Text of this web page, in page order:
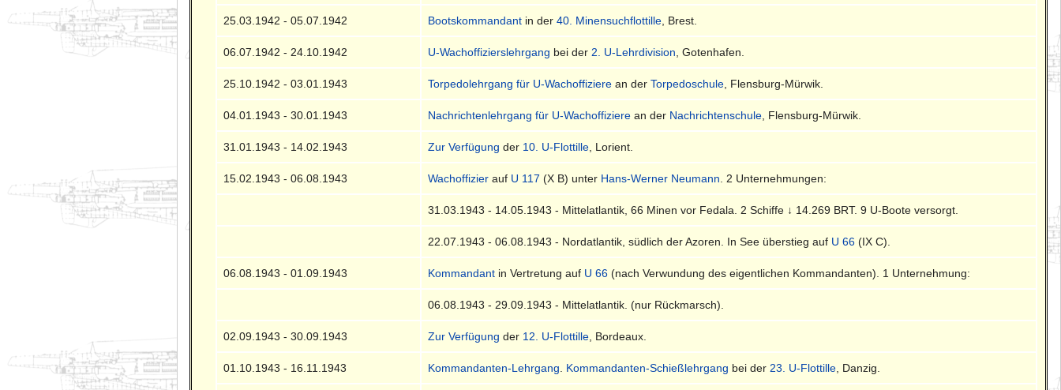
25.03.1942 - 05.07.1942 Bootskommandant in der40. Minensuchflottille , Brest.
06.07.1942 - 24.10.1942 U-Wachoffizierslehrgang bei der 2. U-Lehrdivision , Gotenhafen.
25.10.1942 - 03.01.1943 Torpedolehrgang für U-Wachoffiziere an derTorpedoschule , Flensburg-Mürwik.
04.01.1943 - 30.01.1943 Nachrichtenlehrgang für U-Wachoffiziere an der Nachrichtenschule , Flensburg-Mürwik.
31.01.1943 - 14.02.1943 Zur Verfügung der 10. U-Flottille , Lorient.
15.02.1943 - 06.08.1943 Wachoffizier auf U 117 (X B) unter Hans-Werner Neumann . 2 Unternehmungen:
31.03.1943 - 14.05.1943 - Mittelatlantik, 66 Minen vor Fedala. 2 Schiffe ↓ 14.269 BRT. 9 U-Boote versorgt.
22.07.1943 - 06.08.1943 - Nordatlantik, südlich der Azoren. In See überstieg auf U 66 (IX C).
06.08.1943 - 01.09.1943 Kommandant in Vertretung auf U 66 (nach Verwundung des eigentlichen Kommandanten). 1 Unternehmung:
06.08.1943 - 29.09.1943 - Mittelatlantik. (nur Rückmarsch).
02.09.1943 - 30.09.1943 Zur Verfügung der 12. U-Flottille , Bordeaux.
01.10.1943 - 16.11.1943 Kommandanten-Lehrgang Kommandanten-Schießlehrgang bei der 23. U-Flottille , Danzig.